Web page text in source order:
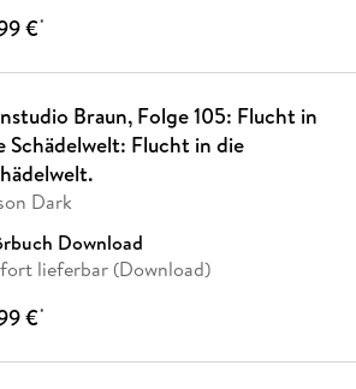
€*
Braun, Folge 105: Flucht in
Schädelwelt: Flucht in die
Dark
Download
lieferbar (Download)
€*